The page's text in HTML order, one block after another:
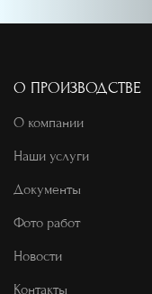
О ПРОИЗВОДСТВЕ
О компании
Наши услуги
Документы
Фото работ
Новости
Контакты